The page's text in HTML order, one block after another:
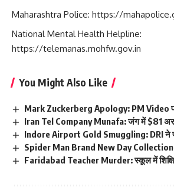
Maharashtra Police: https://
National Mental Health Helpline:
https://telemanas.mohfw.gov.in
You Might Also Like
Mark Zuckerberg Apology: PM Video
Iran Tel Company Munafa: जंग में $81
Indore Airport Gold Smuggling: DRI ने
Spider Man Brand New Day Collection:
Faridabad Teacher Murder: स्कूल में